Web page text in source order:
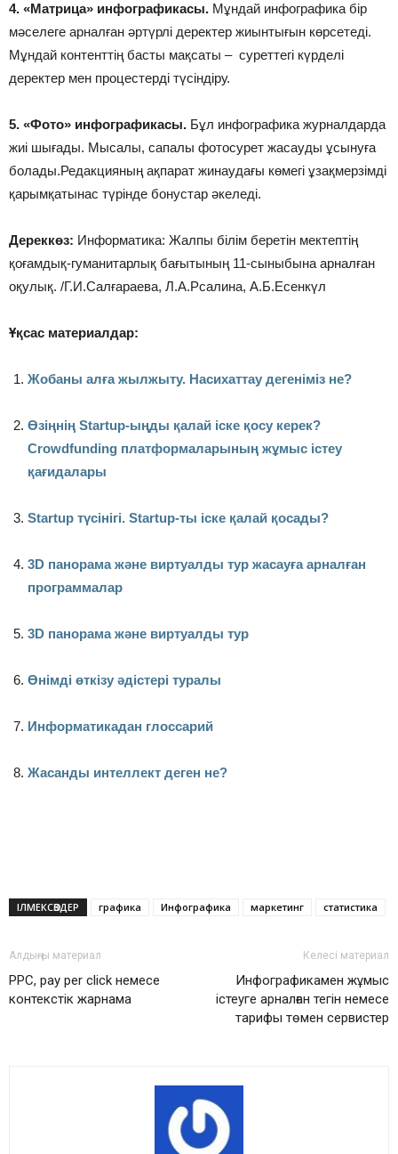
4. «Мат­ри­ца» ин­фог­ра­фи­касы. Мұндай инфографика бір
мәселеге арналған әртүрлі деректер жиынтығын көрсетеді.
Мұндай контенттің басты мақсаты – суреттегі күрделі
деректер мен процестерді түсіндіру.
5. «Фото» ин­фог­ра­фи­касы. Бұл инфографика журналдарда
жиі шығады. Мысалы, сапалы фотосурет жасауды ұсынуға
болады.Редакцияның ақпарат жинаудағы көмегі ұзақмерзімді
қарымқатынас түрінде бонустар әкеледі.
Дереккөз: Информатика: Жалпы білім беретін мектептің
қоғамдық-гуманитарлық бағытының 11-сыныбына арналған
оқулық. /Г.И.Салғараева, Л.А.Рсалина, А.Б.Есенкүл
Ұқсас материалдар:
Жобаны алға жылжыту. Насихаттау дегеніміз не?
Өзіңнің Startup-ыңды қалай іске қосу керек?
Crowdfunding платформаларының жұмыс істеу
қағидалары
Startup түсінігі. Startup-ты іске қалай қосады?
3D панорама және виртуалды тур жасауға арналған
программалар
3D панорама және виртуалды тур
Өнім­ді өт­кі­зу әдіс­те­рі туралы
Информатикадан глоссарий
Жасанды интеллект деген не?
ІЛМЕКСӨЗДЕР графика Инфографика маркетинг статистика
Алдыңғы материал
PPC, pay per click немесе
контекстік жарнама
Келесі материал
Инфографикамен жұмыс
істеуге арналған тегін немесе
тарифы төмен сервистер